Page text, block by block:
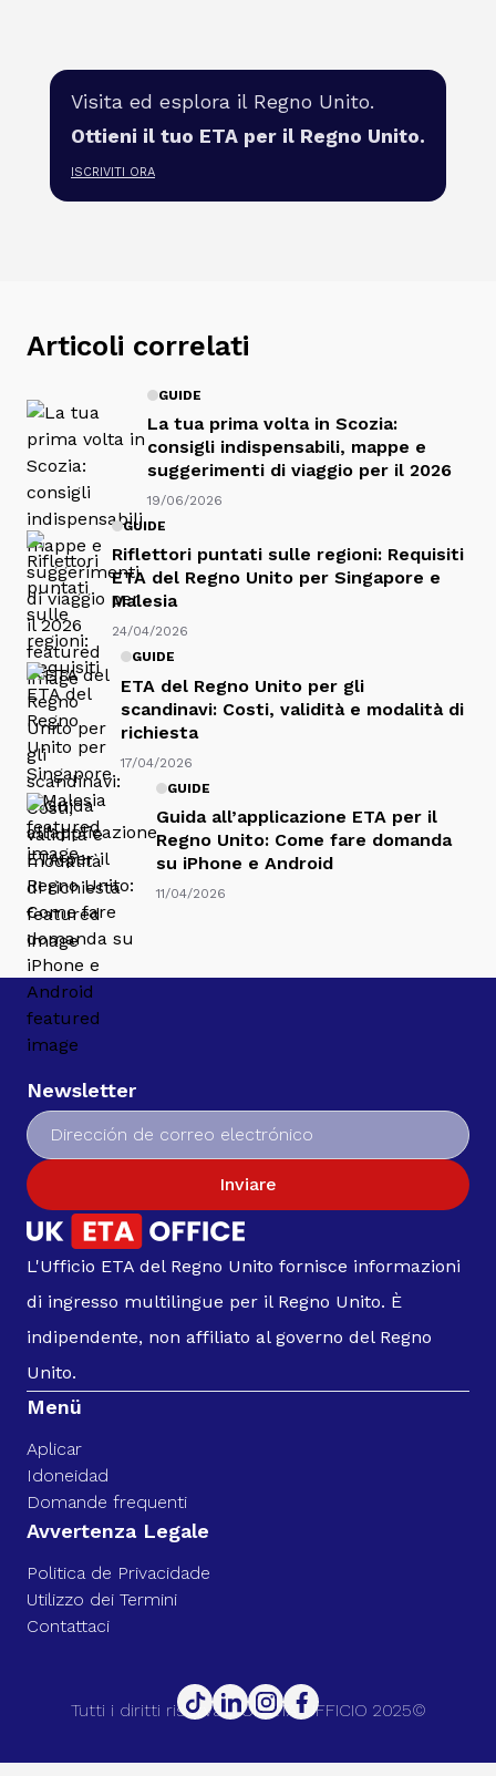
Visita ed esplora il Regno Unito.
Ottieni il tuo ETA per il Regno Unito.
ISCRIVITI ORA
Articoli correlati
GUIDE
La tua prima volta in Scozia:
consigli indispensabili, mappe e
suggerimenti di viaggio per il 2026
19/06/2026
GUIDE
Riflettori puntati sulle regioni: Requisiti
ETA del Regno Unito per Singapore e
Malesia
24/04/2026
GUIDE
ETA del Regno Unito per gli
scandinavi: Costi, validità e modalità di
richiesta
17/04/2026
GUIDE
Guida all’applicazione ETA per il
Regno Unito: Come fare domanda
su iPhone e Android
11/04/2026
Newsletter
Inviare
L'Ufficio ETA del Regno Unito fornisce informazioni
di ingresso multilingue per il Regno Unito. È
indipendente, non affiliato al governo del Regno
Unito.
Menü
Aplicar
Idoneidad
Domande frequenti
Avvertenza Legale
Politica de Privacidade
Utilizzo dei Termini
Contattaci
Tutti i diritti riservati. UK ETA UFFICIO 2025©